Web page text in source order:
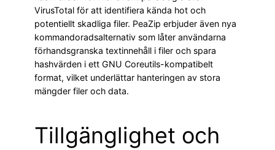
VirusTotal för att identifiera kända hot och
potentiellt skadliga filer. PeaZip erbjuder även nya
kommandoradsalternativ som låter användarna
förhandsgranska textinnehåll i filer och spara
hashvärden i ett GNU Coreutils-kompatibelt
format, vilket underlättar hanteringen av stora
mängder filer och data.
Tillgänglighet och